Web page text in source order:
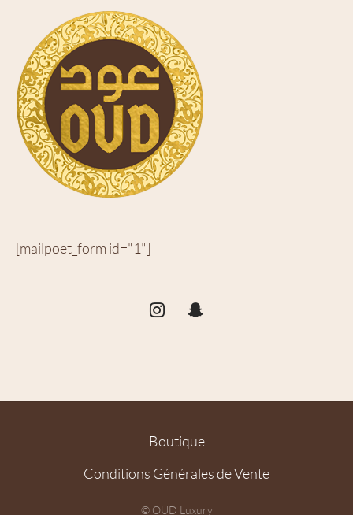
[mailpoet_form id="1"]
Boutique
Conditions Générales de Vente
© OUD Luxury